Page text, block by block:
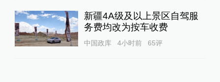
新疆4A级及以上景区自驾服
务费均改为按车收费
中国政库 4小时前 65评